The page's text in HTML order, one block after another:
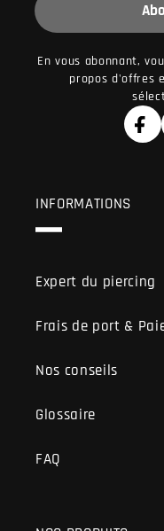
En vous abonnant,
propos d'offres
INFORMATIONS
Expert du piercing
Frais de port &
Nos conseils
Glossaire
FAQ